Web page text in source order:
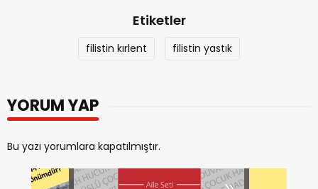
Etiketler
filistin kırlent filistin yastık
YORUM YAP
Bu yazı yorumlara kapatılmıştır.